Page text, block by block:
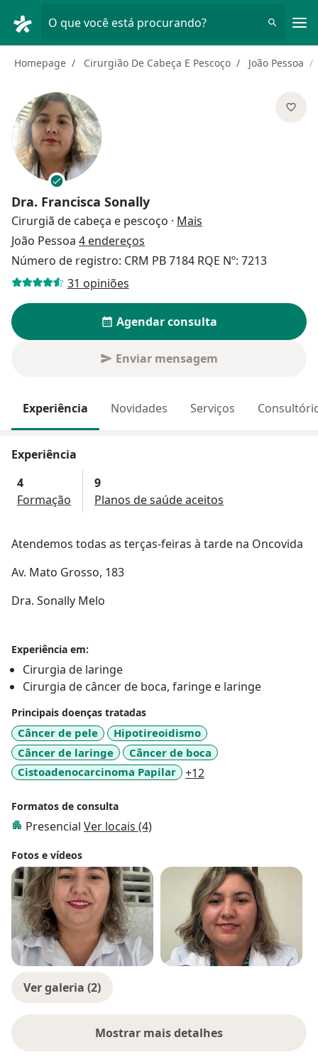
O que você está procurando?
Homepage Cirurgião De Cabeça E Pescoço João Pessoa
Dra. Francisca Sonally
Cirurgiã de cabeça e pescoço · Mais
João Pessoa 4 endereços
Número de registro: CRM PB 7184 RQE Nº: 7213
31 opiniões
Agendar consulta
Enviar mensagem
Experiência Novidades Serviços
Experiência
4
Formação
9
Planos de saúde aceitos
Atendemos todas as terças-feiras à tarde na Oncovida
Av. Mato Grosso, 183
Dra. Sonally Melo
Experiência em:
Cirurgia de laringe
Cirurgia de câncer de boca, faringe e laringe
Principais doenças tratadas
Câncer de pele
Hipotireoidismo
Câncer de laringe
Câncer de boca
Cistoadenocarcinoma Papilar
+12
Formatos de consulta
Presencial Ver locais (4)
Fotos e vídeos
Ver galeria (2)
Mostrar mais detalhes
sobre a experiência